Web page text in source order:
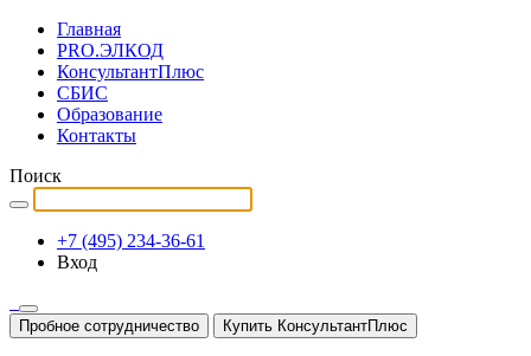
Главная
PRO.ЭЛКОД
КонсультантПлюс
СБИС
Образование
Контакты
Поиск
+7 (495) 234-36-61
Вход
Пробное сотрудничество Купить КонсультантПлюс